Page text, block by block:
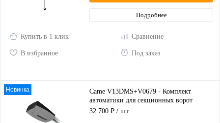
Подробнее
Купить в 1 клик Сравнение
В избранное Под заказ
Новинка
Came V13DMS+V0679 - Комплект
автоматики для секционных ворот
высотой до 2,25 м
32 700 ₽ / шт